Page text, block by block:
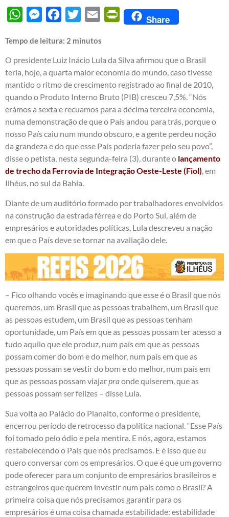
WhatsAppMessengerFacebook
Twitter Email PrintFriendly
Share
Tempo de leitura: 2 minutos
O presidente Luiz Inácio Lula da Silva afirmou que o Brasil
teria, hoje, a quarta maior economia do mundo, caso tivesse
mantido o ritmo de crescimento registrado ao final de 2010,
quando o Produto Interno Bruto (PIB) cresceu 7,5%. “Nós
erámos a sexta e recuamos para a décima terceira economia,
numa demonstração de que o País andou para trás, porque o
nosso País caiu num mundo obscuro, e a gente perdeu noção
da grandeza e do que esse País poderia fazer pelo seu povo”,
disse o petista, nesta segunda-feira (3), durante o lançamento
de trecho da Ferrovia de Integração Oeste-Leste (Fiol), em
Ilhéus, no sul da Bahia.
Diante de um auditório formado por trabalhadores envolvidos
na construção da estrada férrea e do Porto Sul, além de
empresários e autoridades políticas, Lula descreveu a nação
em que o País deve se tornar na avaliação dele.
– Fico olhando vocês e imaginando que esse é o Brasil que nós
queremos, um Brasil que as pessoas trabalhem, um Brasil que
as pessoas estudem, um Brasil que as pessoas tenham
oportunidade, um País em que as pessoas possam ter acesso a
tudo aquilo que ele produz, num país em que as pessoas
possam comer do bom e do melhor, num país em que as
pessoas possam se vestir do bom e do melhor, num país em
que as pessoas possam viajarpraonde quiserem, que as
pessoas possam ser felizes – disse Lula.
Sua volta ao Palácio do Planalto, conforme o presidente,
encerrou período de retrocesso da política nacional. “Esse País
foi tomado pelo ódio e pela mentira. E nós, agora, estamos
restabelecendo o País que nós precisamos. E é isso que eu
quero conversar com os empresários. O que é que um governo
pode oferecer para um conjunto de empresários brasileiros e
estrangeiros que querem investir num país como o Brasil? A
primeira coisa que nós precisamos garantir para os
empresários é uma coisa chamada estabilidade: estabilidade